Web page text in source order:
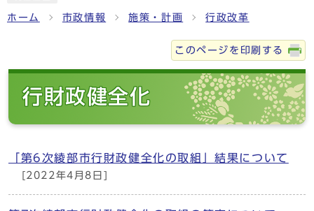
ホーム 市政情報 施策・計画 行政改革
このページを印刷する
行財政健全化
「第6次綾部市行財政健全化の取組」結果について
[2022年4月8日]